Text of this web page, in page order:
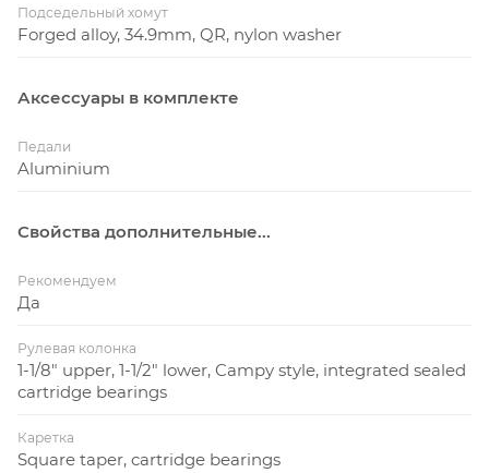
Подседельный хомут
Forged alloy, 34.9mm, QR, nylon washer
Аксессуары в комплекте
Педали
Aluminium
Свойства дополнительные...
Рекомендуем
Да
Рулевая колонка
1-1/8" upper, 1-1/2" lower, Campy style, integrated sealed
cartridge bearings
Каретка
Square taper, cartridge bearings